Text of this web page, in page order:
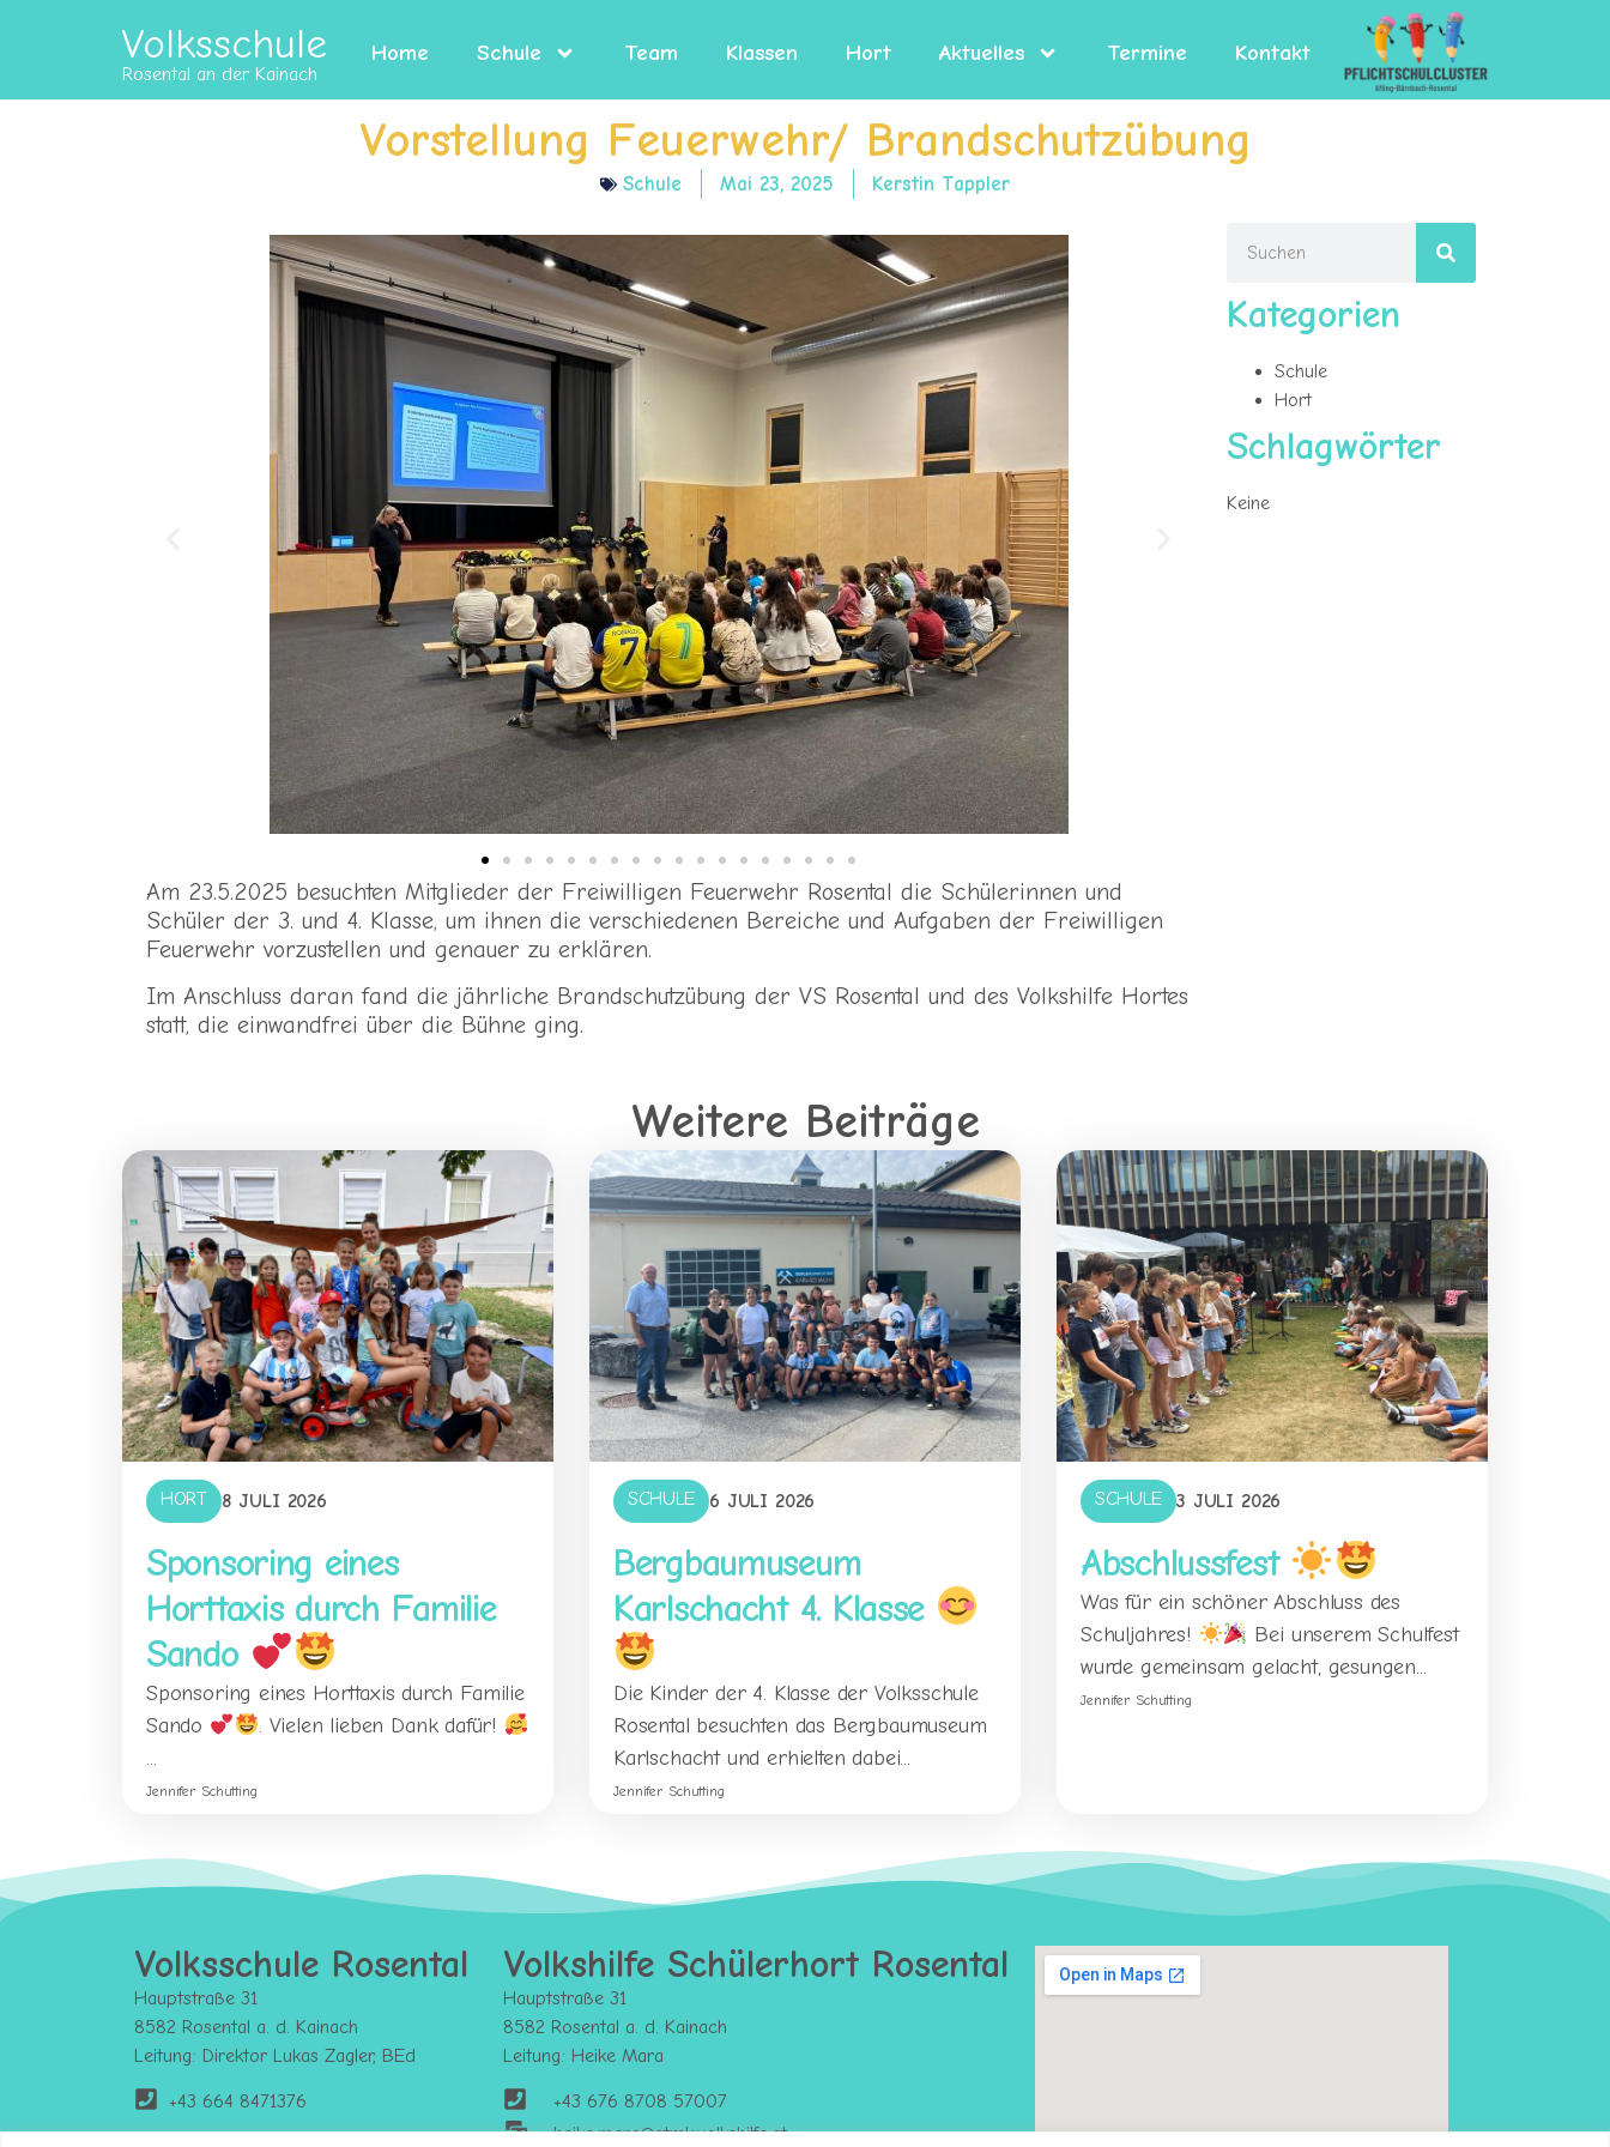
Volksschule
Rosental an der Kainach
Home Schule Team Klassen Hort Aktuelles Termine Kontakt
Vorstellung Feuerwehr/ Brandschutzübung
Schule Mai 23, 2025 Kerstin Tappler
Am 23.5.2025 besuchten Mitglieder der Freiwilligen Feuerwehr Rosental die Schülerinnen und
Schüler der 3. und 4. Klasse, um ihnen die verschiedenen Bereiche und Aufgaben der Freiwilligen
Feuerwehr vorzustellen und genauer zu erklären.
Im Anschluss daran fand die jährliche Brandschutzübung der VS Rosental und des Volkshilfe Hortes
statt, die einwandfrei über die Bühne ging.
Kategorien
Schule
Hort
Schlagwörter
Keine
Weitere Beiträge
HORT 8 JULI 2026
Sponsoring eines
Horttaxis durch Familie
Sando
Sponsoring eines Horttaxis durch Familie
Sando
. Vielen lieben Dank dafür!
...
Jennifer Schutting
SCHULE 6 JULI 2026
Bergbaumuseum
Karlschacht 4. Klasse
Die Kinder der 4. Klasse der Volksschule
Rosental besuchten das Bergbaumuseum
Karlschacht und erhielten dabei...
Jennifer Schutting
SCHULE 3 JULI 2026
Abschlussfest
Was für ein schöner Abschluss des
Schuljahres!
Bei unserem Schulfest
wurde gemeinsam gelacht, gesungen...
Jennifer Schutting
Volksschule Rosental
Hauptstraße 31
8582 Rosental a. d. Kainach
Leitung: Direktor Lukas Zagler, BEd
+43 664 8471376
Volkshilfe Schülerhort Rosental
Hauptstraße 31
8582 Rosental a. d. Kainach
Leitung: Heike Mara
+43 676 8708 57007
heike.mara@stmk.volkshilfe.at